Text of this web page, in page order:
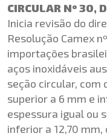
CIRCULAR Nº 30,
Inicia revisão do
Resolução Camex
importações
aços inoxidáveis
seção circular, com
superior a 6 mm e
espessura igual ou
inferior a 12,70